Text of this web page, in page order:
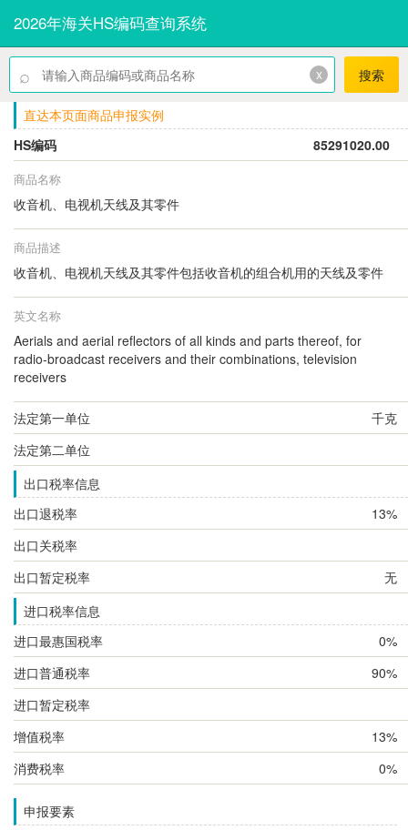
2026年海关HS编码查询系统
⌕ x 搜索
直达本页面商品申报实例
HS编码
85291020.00
商品名称
收音机、电视机天线及其零件
商品描述
收音机、电视机天线及其零件包括收音机的组合机用的天线及零件
英文名称
Aerials and aerial reflectors of all kinds and parts thereof, for
radio-broadcast receivers and their combinations, television
receivers
法定第一单位
千克
法定第二单位
出口税率信息
出口退税率
13%
出口关税率
出口暂定税率
无
进口税率信息
进口最惠国税率
0%
进口普通税率
90%
进口暂定税率
增值税率
13%
消费税率
0%
申报要素